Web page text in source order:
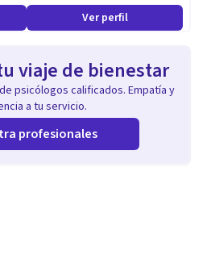
Ver perfil
viaje de bienestar
psicólogos calificados. Empatía y
a tu servicio.
profesionales